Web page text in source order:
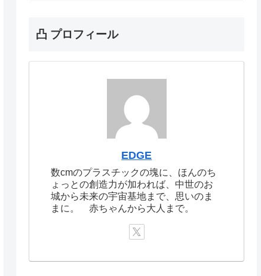
凸 プロフィール
EDGE
数cmのプラスチックの塊に、ほんのち
ょっとの創造力が加われば、中世のお
城から未来の宇宙基地まで、思いのま
まに。 赤ちゃんから大人まで。